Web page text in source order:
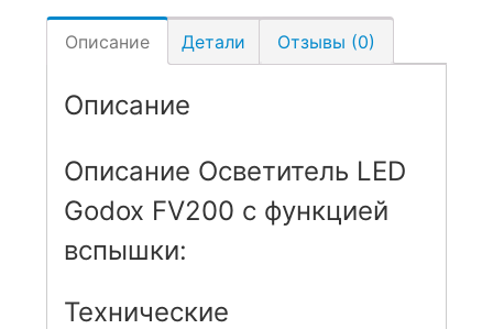
Описание Детали Отзывы (0)
Описание
Описание Осветитель LED
Godox FV200 с функцией
вспышки:
Технические